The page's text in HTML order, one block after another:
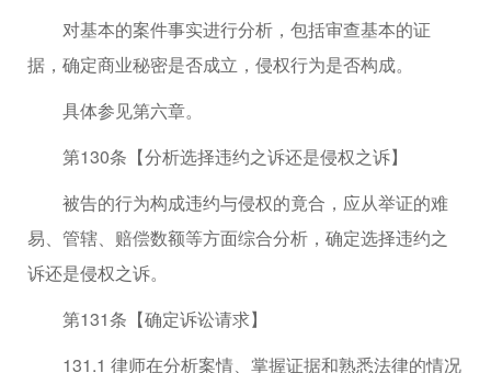
对基本的案件事实进行分析，包括审查基本的证
据，确定商业秘密是否成立，侵权行为是否构成。
具体参见第六章。
第130条【分析选择违约之诉还是侵权之诉】
被告的行为构成违约与侵权的竟合，应从举证的难
易、管辖、赔偿数额等方面综合分析，确定选择违约之
诉还是侵权之诉。
第131条【确定诉讼请求】
131.1 律师在分析案情、掌握证据和熟悉法律的情况